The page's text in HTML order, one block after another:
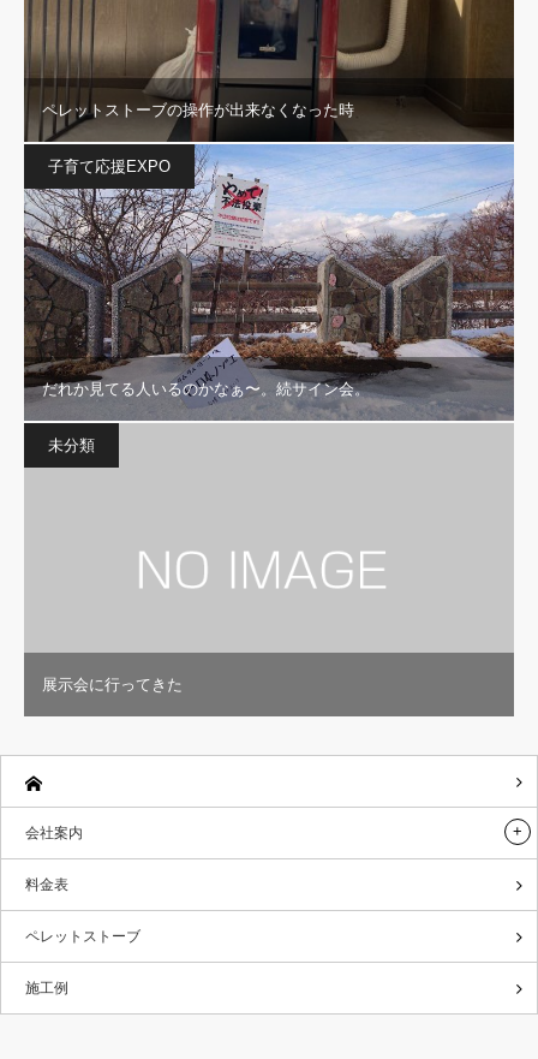
ペレットストーブの操作が出来なくなった時
子育て応援EXPO
だれか見てる人いるのかなぁ〜。続サイン会。
未分類
展示会に行ってきた
会社案内
料金表
ペレットストーブ
施工例